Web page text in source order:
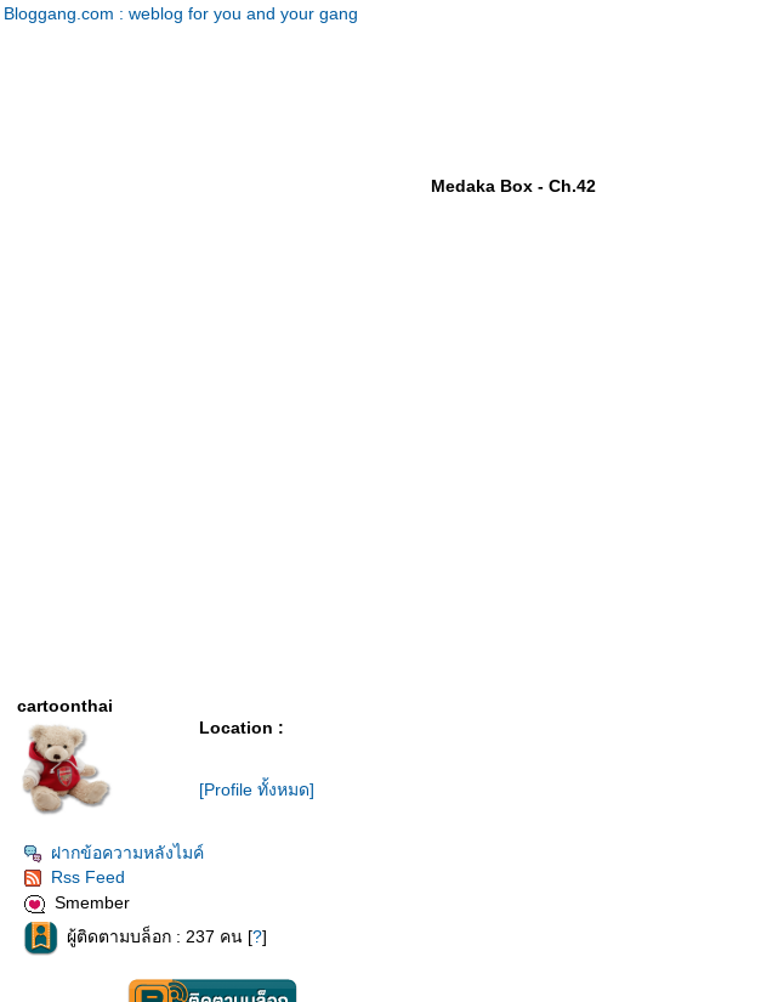
Bloggang.com : weblog for you and your gang
cartoonthai
Location :
[Profile ทั้งหมด]
ฝากข้อความหลังไมค์
Rss Feed
Smember
ผู้ติดตามบล็อก : 237 คน [?]
Medaka Box - Ch.42